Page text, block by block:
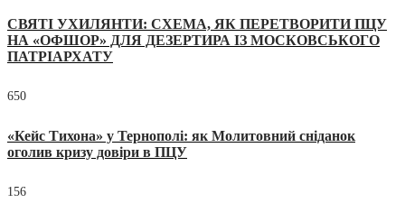
СВЯТІ УХИЛЯНТИ: СХЕМА, ЯК ПЕРЕТВОРИТИ ПЦУ
НА «ОФШОР» ДЛЯ ДЕЗЕРТИРА ІЗ МОСКОВСЬКОГО
ПАТРІАРХАТУ
650
«Кейс Тихона» у Тернополі: як Молитовний сніданок
оголив кризу довіри в ПЦУ
156